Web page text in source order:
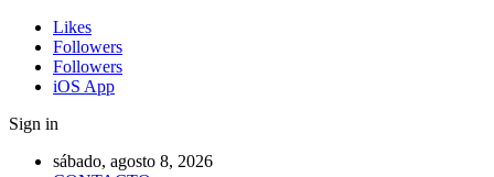
Likes
Followers
Followers
iOS App
Sign in
sábado, agosto 8, 2026